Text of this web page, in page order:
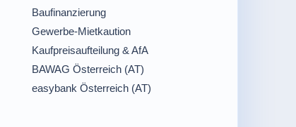
Baufinanzierung
Gewerbe-Mietkaution
Kaufpreisaufteilung & AfA
BAWAG Österreich (AT)
easybank Österreich (AT)